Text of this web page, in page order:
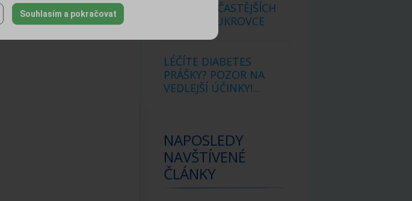
DESET NEJČASTĚJŠÍCH
MÝTŮ O CUKROVCE
LÉČÍTE DIABETES
PRÁŠKY? POZOR NA
VEDLEJŠÍ ÚČINKY!...
NAPOSLEDY
NAVŠTÍVENÉ
ČLÁNKY
Souhlasím a pokračovat